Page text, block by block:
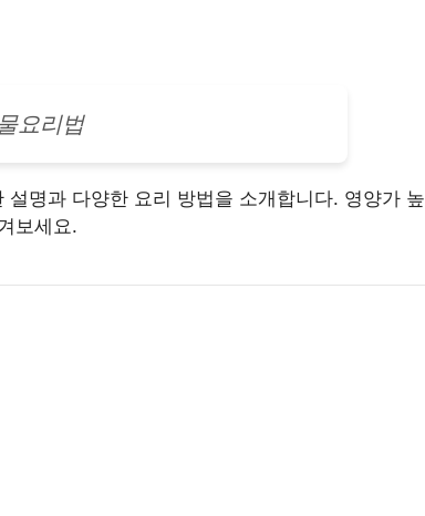
요리법
명과 다양한 요리 방법을 소개합니다. 영양가 높
보세요.